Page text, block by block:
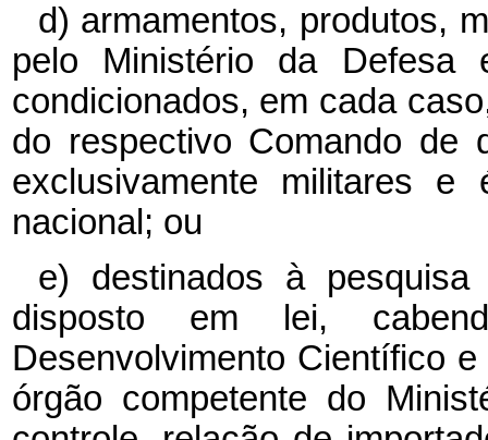
d) armamentos, produtos,
pelo Ministério da Defesa
condicionados, em cada
do respectivo Comando de
exclusivamente militares
nacional; ou
e) destinados à
disposto em lei,
Desenvolvimento Científico
órgão competente do